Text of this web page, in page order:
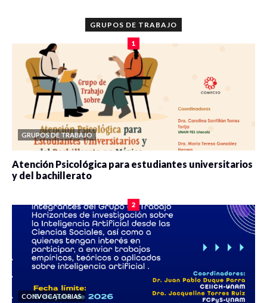
GRUPOS DE TRABAJO
1
GRUPOS DE TRABAJO
Atención Psicológica para estudiantes universitarios
y del bachillerato
2
CONVOCATORIAS